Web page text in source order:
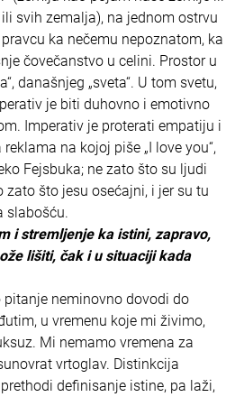
svih zemalja), na jednom ostrvu
ka nečemu nepoznatom, ka
čovečanstvo u celini. Prostor u
današnjeg „sveta“. U tom svetu,
je biti duhovno i emotivno
Imperativ je proterati empatiju i
na kojoj piše „I love you“,
Fejsbuka; ne zato što su ljudi
zato što jesu osećajni, i jer su tu
slabošću.
i stremljenje ka istini, zapravo,
lišiti, čak i u situaciji kada
pitanje neminovno dovodi do
u vremenu koje mi živimo,
Mi nemamo vremena za
vrtoglav. Distinkcija
definisanje istine, pa laži,